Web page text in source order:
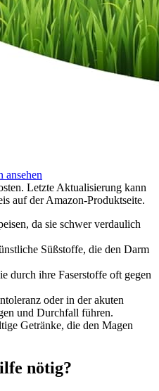
ansehen
Letzte Aktualisierung kann
auf der Amazon-Produktseite.
da sie schwer verdaulich
Süßstoffe, die den Darm
durch ihre Faserstoffe oft gegen
oder in der akuten
und Durchfall führen.
Getränke, die den Magen
nötig?